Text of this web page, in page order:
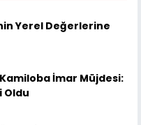
Yerel Değerlerine
İmar Müjdesi:
Oldu